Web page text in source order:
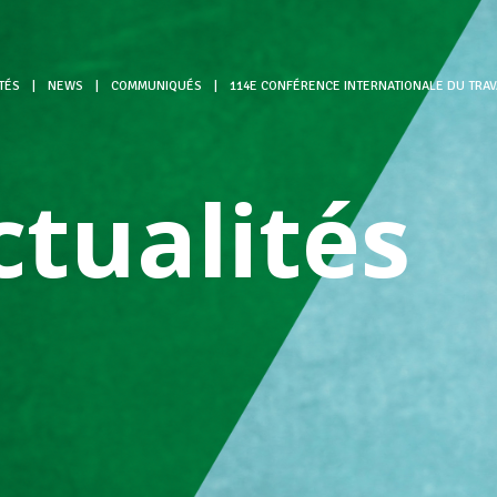
NEWS COMMUNIQUÉS
114E CONFÉRENCE INTERNATIONALE DU